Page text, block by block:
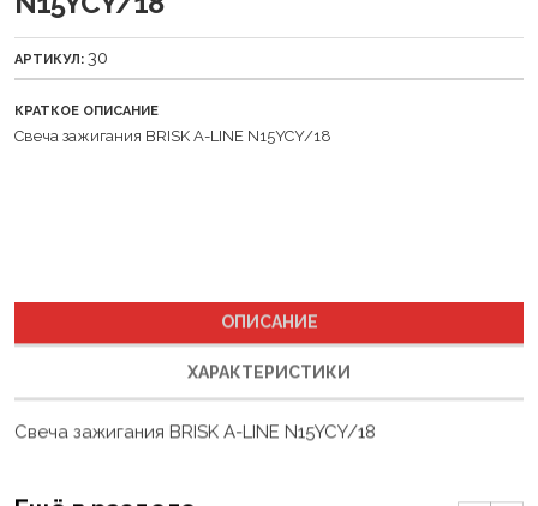
АРТИКУЛ: 30
КРАТКОЕ ОПИСАНИЕ
Свеча зажигания BRISK A-LINE N15YCY/18
ХАРАКТЕРИСТИКИ
Свеча зажигания BRISK A-LINE N15YCY/18